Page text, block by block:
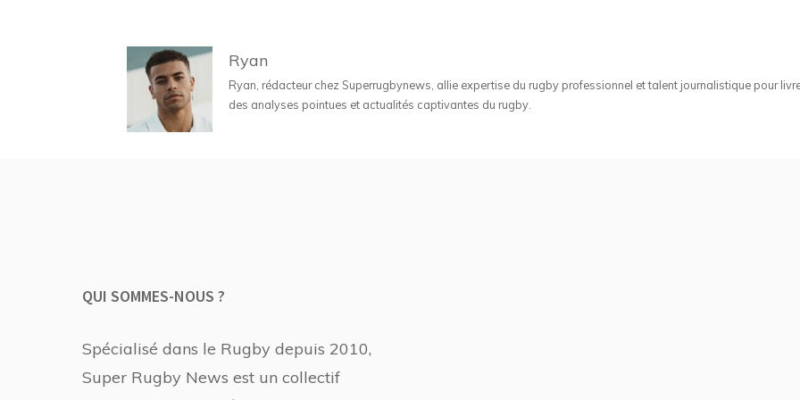
Ryan
Ryan, rédacteur chez Superrugbynews, allie expertise du rugby professionnel et talent journalistique pour
des analyses pointues et actualités captivantes du rugby.
QUI SOMMES-NOUS ?
Spécialisé dans le Rugby depuis 2010,
Super Rugby News est un collectif